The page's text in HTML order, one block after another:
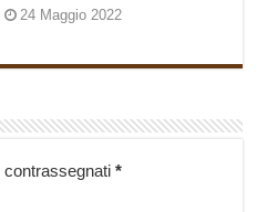
24 Maggio 2022
contrassegnati *